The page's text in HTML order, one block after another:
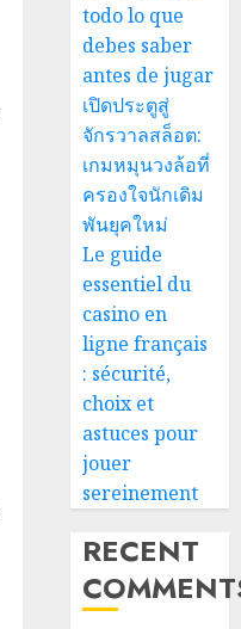
todo lo que
debes saber
antes de jugar
เปิดประตูสู่
จักรวาลสล็อต:
เกมหมุนวงล้อที่
ครองใจนักเดิม
พันยุคใหม่
Le guide
essentiel du
casino en
ligne français
: sécurité,
choix et
astuces pour
jouer
sereinement
RECENT